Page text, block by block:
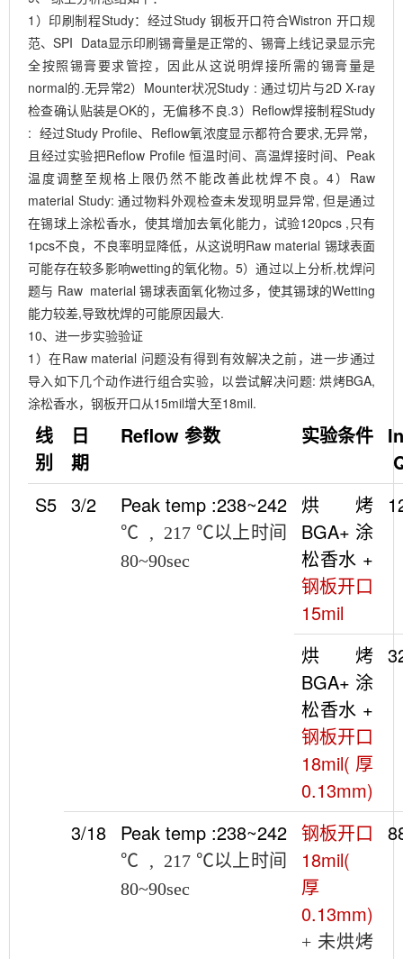
1）印刷制程Study：经过Study 钢板开口符合Wistron 开口规
范、SPI Data显示印刷锡膏量是正常的、锡膏上线记录显示完
全按照锡膏要求管控，因此从这说明焊接所需的锡膏量是
normal的.无异常2）Mounter状况Study : 通过切片与2D X-ray
检查确认贴装是OK的，无偏移不良.3）Reflow焊接制程Study
: 经过Study Profile、Reflow氧浓度显示都符合要求,无异常，
且经过实验把Reflow Profile 恒温时间、高温焊接时间、Peak
温度调整至规格上限仍然不能改善此枕焊不良。4）Raw
material Study: 通过物料外观检查未发现明显异常, 但是通过
在锡球上涂松香水，使其增加去氧化能力，试验120pcs ,只有
1pcs不良，不良率明显降低，从这说明Raw material 锡球表面
可能存在较多影响wetting的氧化物。5）通过以上分析,枕焊问
题与 Raw material 锡球表面氧化物过多，使其锡球的Wetting
能力较差,导致枕焊的可能原因最大.
10、进一步实验验证
1）在Raw material 问题没有得到有效解决之前，进一步通过
导入如下几个动作进行组合实验，以尝试解决问题: 烘烤BGA,
涂松香水，钢板开口从15mil增大至18mil.
线
别
日
期
Reflow 参数 实验条件
S5 3/2 Peak temp :238~242
℃ , 217 ℃以上时间
80~90sec
烘烤
BGA+ 涂
松香水 +
钢板开口
15mil
烘烤
BGA+ 涂
松香水 +
钢板开口
18mil( 厚
0.13mm)
3/18 Peak temp :238~242
℃ , 217 ℃以上时间
80~90sec
钢板开口
18mil(
厚
0.13mm)
+ 未烘烤